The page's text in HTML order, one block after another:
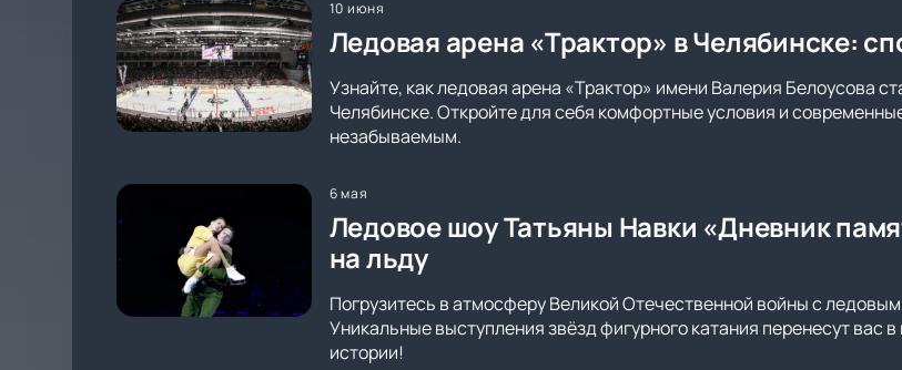
10 июня
Ледовая арена «Трактор» в Челябинске:
Узнайте, как ледовая арена «Трактор» имени Валерия Белоусова
Челябинске. Откройте для себя комфортные условия и
незабываемым.
6 мая
Ледовое шоу Татьяны Навки «Дневник
на льду
Погрузитесь в атмосферу Великой Отечественной войны с
Уникальные выступления звёзд фигурного катания перенесут вас
истории!